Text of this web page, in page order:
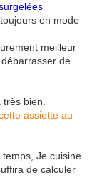
en mode
meilleur
de
très bien.
assiette au
Je cuisine
de calculer